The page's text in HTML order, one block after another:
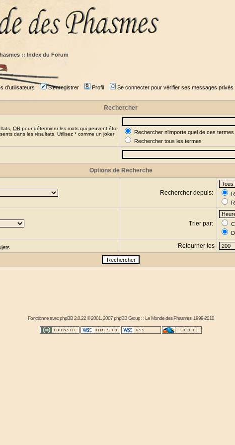
:: Index du Forum
d'utilisateurs S'enregistrer Profil Se connecter pour vérifier ses messages privés
Rechercher
OR pour déterminer les mots qui peuvent être
dans les résultats. Utilisez * comme un joker
Rechercher n'importe quel de ces termes
Rechercher tous les termes
Options de Recherche
Rechercher depuis:
Trier par:
Retourner les
Fonctionne avecphpBB2.0.22 © 2001, 2007 phpBB Group : :Le Monde des Phasmes, 1999-2010